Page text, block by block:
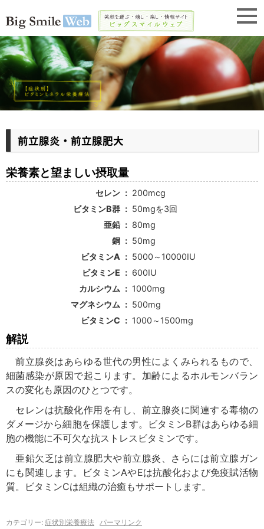
前立腺炎・前立腺肥大
栄養素と望ましい摂取量
セレン
200mcg
ビタミンB群
50mgを3回
亜鉛
80mg
銅
50mg
ビタミンA
5000～10000IU
ビタミンE
600IU
カルシウム
1000mg
マグネシウム
500mg
ビタミンC
1000～1500mg
解説
前立腺炎はあらゆる世代の男性によくみられるもので、
細菌感染が原因で起こります。加齢によるホルモンバラン
スの変化も原因のひとつです。
セレンは抗酸化作用を有し、前立腺炎に関連する毒物の
ダメージから細胞を保護します。ビタミンB群はあらゆる細
胞の機能に不可欠な抗ストレスビタミンです。
亜鉛欠乏は前立腺肥大や前立腺炎、さらには前立腺ガン
にも関連します。ビタミンAやEは抗酸化および免疫賦活物
質。ビタミンCは組織の治癒もサポートします。
カテゴリー: 症状別栄養療法 パーマリンク